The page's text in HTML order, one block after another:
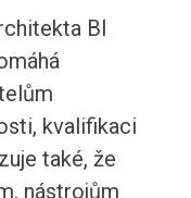
BI
kvalifikaci
také, že
nástrojům